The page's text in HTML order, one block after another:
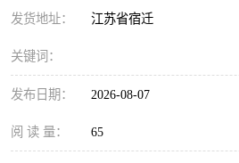
发货地址： 江苏省宿迁
关键词：
发布日期： 2026-08-07
阅 读 量： 65